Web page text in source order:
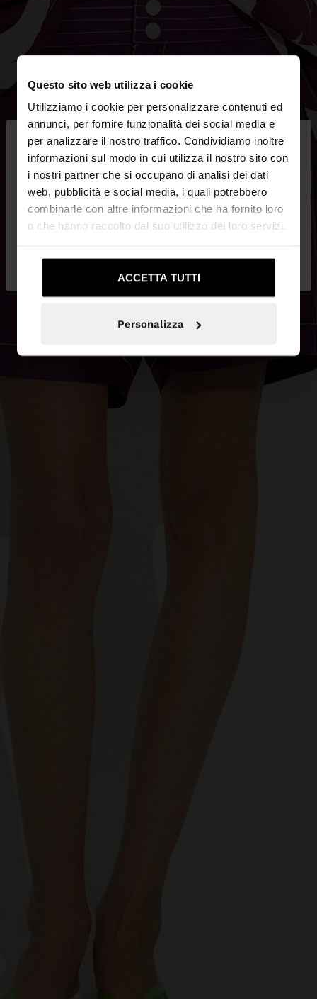
Questo sito web utilizza i cookie
Utilizziamo i cookie per personalizzare contenuti ed
annunci, per fornire funzionalità dei social media e
per analizzare il nostro traffico. Condividiamo inoltre
informazioni sul modo in cui utilizza il nostro sito con
i nostri partner che si occupano di analisi dei dati
web, pubblicità e social media, i quali potrebbero
combinarle con altre informazioni che ha fornito loro
o che hanno raccolto dal suo utilizzo dei loro servizi.
ACCETTA TUTTI
Personalizza
ciao ×
Stai accedendo al sito da Svizzera. Vuoi navigare
sul nostro sito United States?